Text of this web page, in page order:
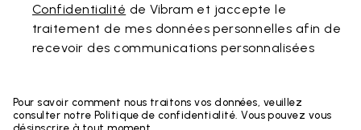
Confidentialité de Vibram et jaccepte le
traitement de mes données personnelles afin de
recevoir des communications personnalisées
Pour savoir comment nous traitons vos données, veuillez
consulter notre Politique de confidentialité. Vous pouvez vous